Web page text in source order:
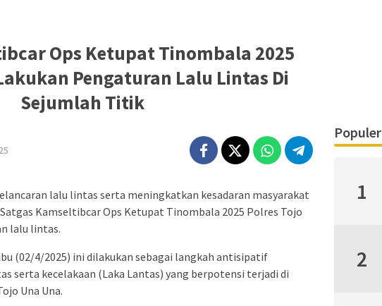
Ops Ketupat Tinombala 2025
Pengaturan Lalu Lintas Di
Sejumlah Titik
lalu lintas serta meningkatkan kesadaran masyarakat
Kamseltibcar Ops Ketupat Tinombala 2025 Polres Tojo
lalu lintas.
(02/4/2025) ini dilakukan sebagai langkah antisipatif
serta kecelakaan (Laka Lantas) yang berpotensi terjadi di
Una Una.
Populer
1
2